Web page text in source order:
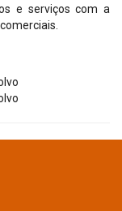
e serviços com a